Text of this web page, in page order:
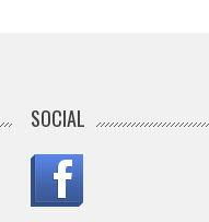
SOCIAL